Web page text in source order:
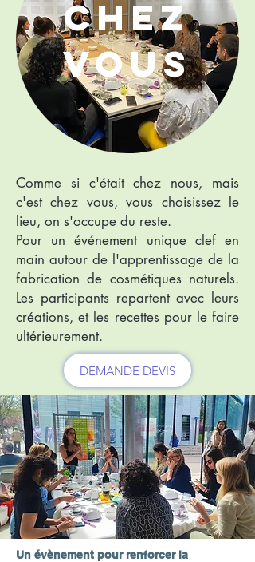
Chez
vous
Comme si c'était chez nous, mais
c'est chez vous, vous choisissez le
lieu, on s'occupe du reste.
Pour un événement unique clef en
main autour de l'apprentissage de la
fabrication de cosmétiques naturels.
Les participants repartent avec leurs
créations, et les recettes pour le faire
ultérieurement.
DEMANDE DEVIS
Un évènement pour renforcer la